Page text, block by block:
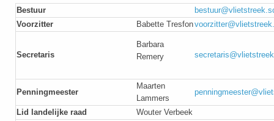
Bestuur
Voorzitter
Babette Tresfon
Secretaris
Barbara
Remery
Penningmeester
Maarten
Lammers
Lid landelijke raad
Wouter Verbeek